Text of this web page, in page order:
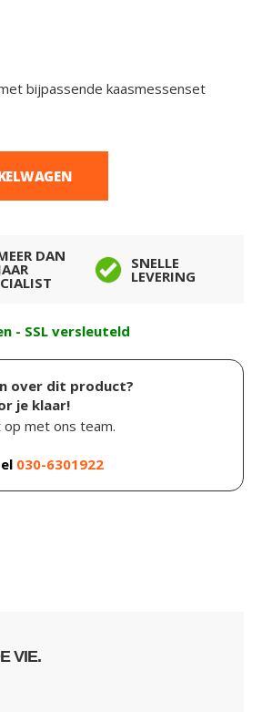
bijpassende kaasmessenset
DAN SNELLE
LEVERING
- SSL versleuteld
over dit product?
je klaar!
op met ons team.
030-6301922
VIE.